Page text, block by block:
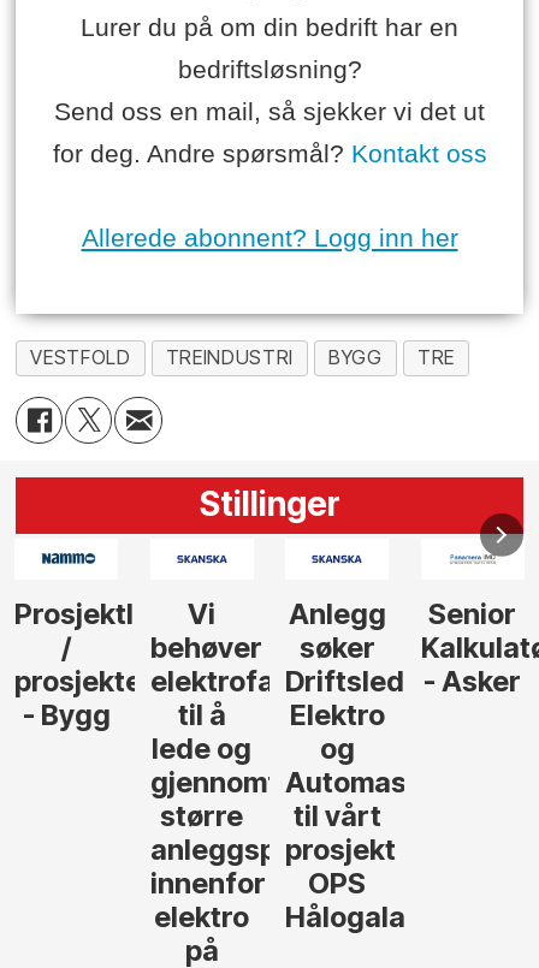
Lurer du på om din bedrift har en
bedriftsløsning?
Send oss en mail, så sjekker vi det ut
for deg. Andre spørsmål? Kontakt oss
Allerede abonnent? Logg inn her
VESTFOLD TREINDUSTRI BYGG TRE
Stillinger
Anlegg
søker
Driftsleder
Elektro
Automasjon
Hålogalandsvegen
Senior
Kalkulatør
- Asker
Senior
Tilbudsleder
Anlegg
- Oslo